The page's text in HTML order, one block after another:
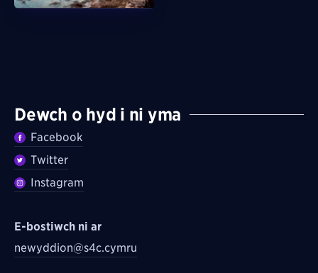
Dewch o hyd i ni yma
Facebook
Twitter
Instagram
E-bostiwch ni ar
newyddion@s4c.cymru